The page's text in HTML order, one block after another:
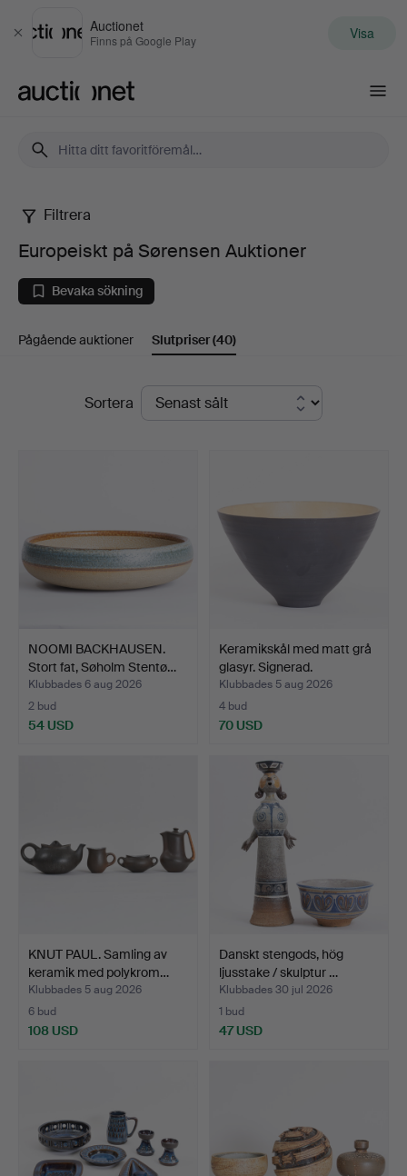
Stäng
Auctionet
Finns på Google Play Visa
Europeiskt
på
Sørensen
Auktioner
Filtrera
Europeiskt på Sørensen Auktioner
Bevaka sökning
Pågående auktioner Slutpriser(40)
SlutpriserSortera
NOOMI BACKHAUSEN.
Stort fat, Søholm Stentø…
Klubbades 6 aug 2026
2 bud
54 USD
Keramikskål med matt grå
glasyr. Signerad.
Klubbades 5 aug 2026
4 bud
70 USD
KNUT PAUL. Samling av
keramik med polykrom…
Klubbades 5 aug 2026
6 bud
108 USD
Danskt stengods, hög
ljusstake / skulptur …
Klubbades 30 jul 2026
1 bud
47 USD